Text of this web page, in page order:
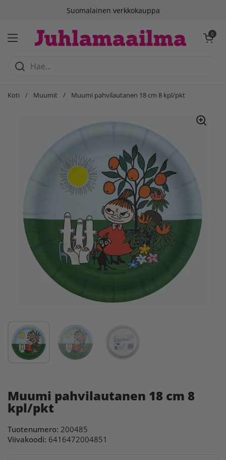
Suomalainen verkkokauppa
Avaa valikko
Avaa 0
Koti / Muumit / Muumi pahvilautanen 18 cm 8 kpl/pkt
Muumi pahvilautanen 18 cm 8
kpl/pkt
Tuotenumero: 200485
Viivakoodi: 6416472004851